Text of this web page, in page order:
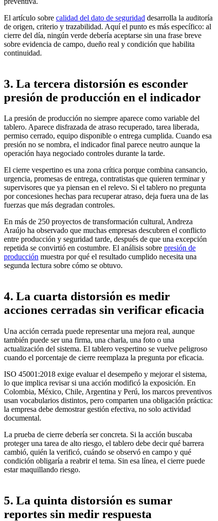
El artículo sobre calidad del dato de seguridad desarrolla la auditoría
de origen, criterio y trazabilidad. Aquí el punto es más específico: al
cierre del día, ningún verde debería aceptarse sin una frase breve
sobre evidencia de campo, dueño real y condición que habilita
continuidad.
3. La tercera distorsión es esconder
presión de producción en el indicador
La presión de producción no siempre aparece como variable del
tablero. Aparece disfrazada de atraso recuperado, tarea liberada,
permiso cerrado, equipo disponible o entrega cumplida. Cuando esa
presión no se nombra, el indicador final parece neutro aunque la
operación haya negociado controles durante la tarde.
El cierre vespertino es una zona crítica porque combina cansancio,
urgencia, promesas de entrega, contratistas que quieren terminar y
supervisores que ya piensan en el relevo. Si el tablero no pregunta
por concesiones hechas para recuperar atraso, deja fuera una de las
fuerzas que más degradan controles.
En más de 250 proyectos de transformación cultural, Andreza
Araújo ha observado que muchas empresas descubren el conflicto
entre producción y seguridad tarde, después de que una excepción
repetida se convirtió en costumbre. El análisis sobre presión de
producción muestra por qué el resultado cumplido necesita una
segunda lectura sobre cómo se obtuvo.
4. La cuarta distorsión es medir
acciones cerradas sin verificar eficacia
Una acción cerrada puede representar una mejora real, aunque
también puede ser una firma, una charla, una foto o una
actualización del sistema. El tablero vespertino se vuelve peligroso
cuando el porcentaje de cierre reemplaza la pregunta por eficacia.
ISO 45001:2018 exige evaluar el desempeño y mejorar el sistema,
lo que implica revisar si una acción modificó la exposición. En
Colombia, México, Chile, Argentina y Perú, los marcos preventivos
usan vocabularios distintos, pero comparten una obligación práctica:
la empresa debe demostrar gestión efectiva, no solo actividad
documental.
La prueba de cierre debería ser concreta. Si la acción buscaba
proteger una tarea de alto riesgo, el tablero debe decir qué barrera
cambió, quién la verificó, cuándo se observó en campo y qué
condición obligaría a reabrir el tema. Sin esa línea, el cierre puede
estar maquillando riesgo.
5. La quinta distorsión es sumar
reportes sin medir respuesta